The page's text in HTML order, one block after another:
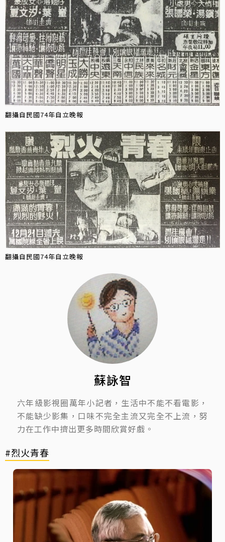
翻攝自民國74年自立晚報
翻攝自民國74年自立晚報
蘇詠智
六年級影視圈萬年小記者，生活中不能不看電影，
不能缺少影集，口味不完全主流又完全不上流，努
力在工作中擠出更多時間欣賞好戲。
#烈火青春